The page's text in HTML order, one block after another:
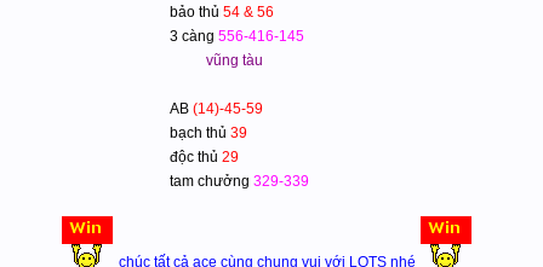
bảo thủ 54 & 56
3 càng 556-416-145
vũng tàu
AB (14)-45-59
bạch thủ 39
độc thủ 29
tam chưởng 329-339
chúc tất cả ace cùng chung vui với LQTS nhé